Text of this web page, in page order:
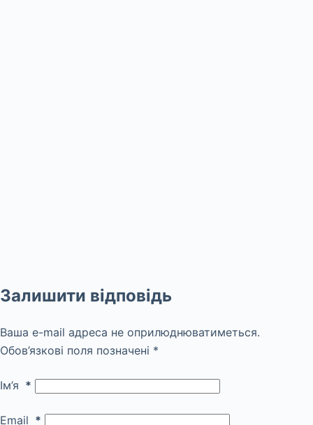
Залишити відповідь
Ваша e-mail адреса не оприлюднюватиметься.
Обов’язкові поля позначені *
Ім’я *
Email *